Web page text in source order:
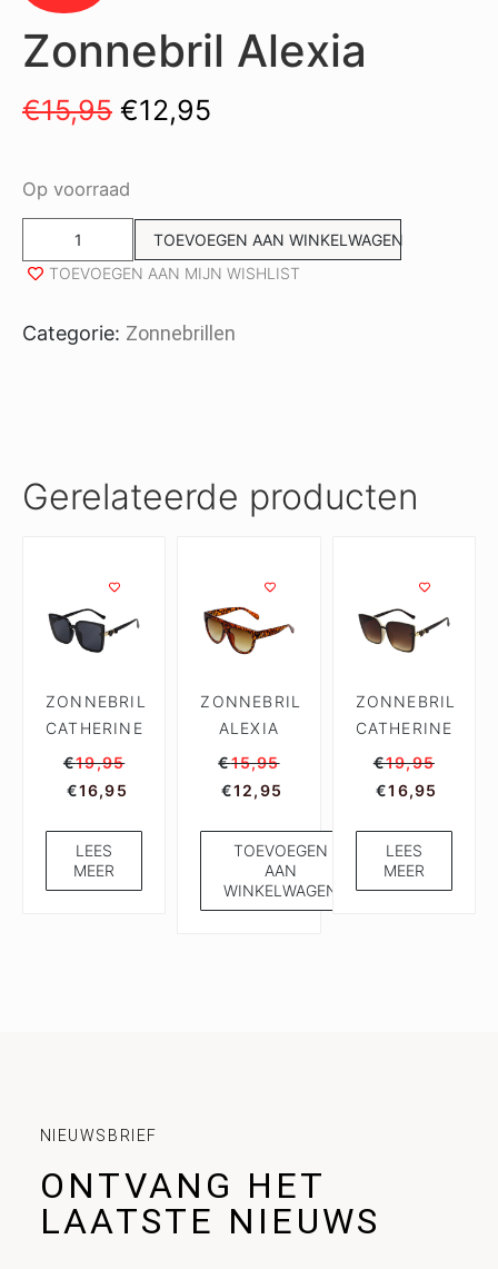
Zonnebril Alexia
€15,95 €12,95
Op voorraad
TOEVOEGEN AAN WINKELWAGEN
TOEVOEGEN AAN MIJN WISHLIST
Categorie: Zonnebrillen
Gerelateerde producten
ZONNEBRIL
CATHERINE
€19,95
€16,95
LEES
MEER
ZONNEBRIL
ALEXIA
€15,95
€12,95
TOEVOEGEN
AAN
WINKELWAGEN
ZONNEBRIL
CATHERINE
€19,95
€16,95
LEES
MEER
NIEUWSBRIEF
ONTVANG HET
LAATSTE NIEUWS